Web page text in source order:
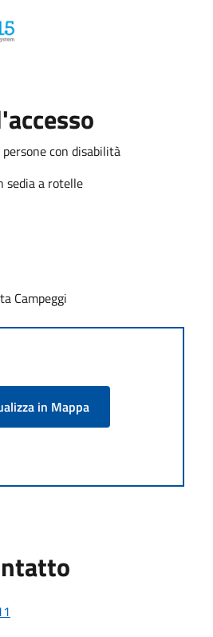
con disabilità
sedia a rotelle
Campeggi
in Mappa